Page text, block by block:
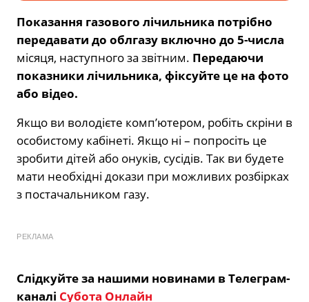
Показання газового лічильника потрібно
передавати до облгазу включно до 5-числа
місяця, наступного за звітним. Передаючи
показники лічильника, фіксуйте це на фото
або відео.
Якщо ви володієте комп’ютером, робіть скріни в
особистому кабінеті. Якщо ні – попросіть це
зробити дітей або онуків, сусідів. Так ви будете
мати необхідні докази при можливих розбірках
з постачальником газу.
РЕКЛАМА
Слідкуйте за нашими новинами в Телеграм-
каналі Субота Онлайн